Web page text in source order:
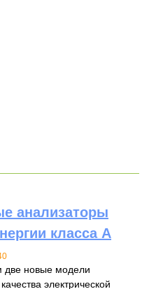
анализаторы
класса А
две новые модели
электрической